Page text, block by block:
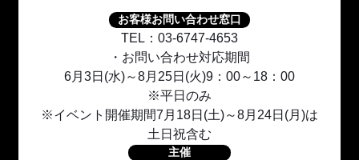
お客様お問い合わせ窓口
TEL：03-6747-4653
・お問い合わせ対応期間
6月3日(水)～8月25日(火)9：00～18：00
※平日のみ
※イベント開催期間7月18日(土)～8月24日(月)は
土日祝含む
主催